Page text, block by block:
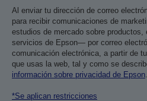
Al enviar tu dirección de correo
para recibir comunicaciones de
estudios de mercado sobre
servicios de Epson— por correo
comunicación electrónica, a partir de
que usas la web, tal y como se
información sobre privacidad de Epson.
*Se aplican restricciones